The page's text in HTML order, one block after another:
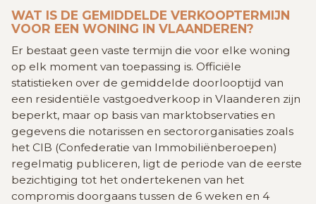
WAT IS DE GEMIDDELDE VERKOOPTERMIJN
VOOR EEN WONING IN VLAANDEREN?
Er bestaat geen vaste termijn die voor elke woning
op elk moment van toepassing is. Officiële
statistieken over de gemiddelde doorlooptijd van
een residentiële vastgoedverkoop in Vlaanderen zijn
beperkt, maar op basis van marktobservaties en
gegevens die notarissen en sectororganisaties zoals
het CIB (Confederatie van Immobiliënberoepen)
regelmatig publiceren, ligt de periode van de eerste
bezichtiging tot het ondertekenen van het
compromis doorgaans tussen de 6 weken en 4